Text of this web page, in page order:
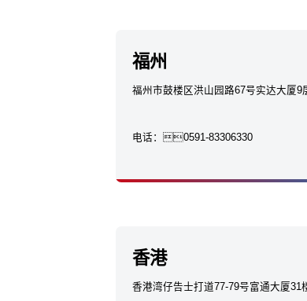
福州
福州市鼓楼区洪山园路67号实达大厦9
电话：0591-83306330
香港
香港湾仔告士打道77-79号富通大厦31